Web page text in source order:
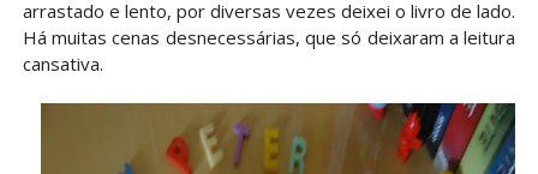
arrastado e lento, por diversas vezes deixei o livro de lado.
Há muitas cenas desnecessárias, que só deixaram a leitura
cansativa.